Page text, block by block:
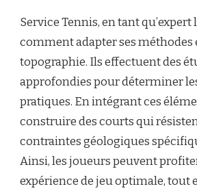
Service Tennis, en tant qu’expert
comment adapter ses méthodes
topographie. Ils effectuent des
approfondies pour déterminer
pratiques. En intégrant ces
construire des courts qui
contraintes géologiques
Ainsi, les joueurs peuvent
expérience de jeu optimale, tout